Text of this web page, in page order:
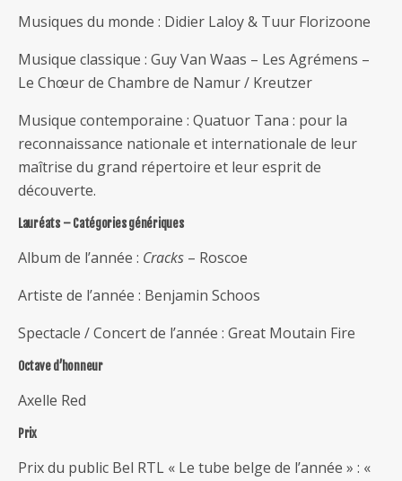
Musiques du monde : Didier Laloy & Tuur Florizoone
Musique classique : Guy Van Waas – Les Agrémens –
Le Chœur de Chambre de Namur / Kreutzer
Musique contemporaine : Quatuor Tana : pour la
reconnaissance nationale et internationale de leur
maîtrise du grand répertoire et leur esprit de
découverte.
Lauréats – Catégories génériques
Album de l’année : Cracks – Roscoe
Artiste de l’année : Benjamin Schoos
Spectacle / Concert de l’année : Great Moutain Fire
Octave d’honneur
Axelle Red
Prix
Prix du public Bel RTL « Le tube belge de l’année » : «